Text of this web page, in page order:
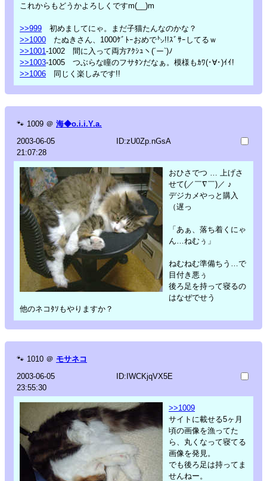
これからもどうかよろしくですm(__)m
>>999 初めましてにゃ。まだ子猫たんなのかな？
>>1000 たぬきさん、1000ｹﾞﾄｰおめで㌧!!ｽﾞｻｰしてるｗ
>>1001-1002 間に入って両方ｱｸｼｭヽ(´ー`)ﾉ
>>1003-1005 つぶらな瞳のフサﾀﾝだなぁ。模様もｶﾜ(･∀･)ｲｲ!
>>1006 同じく楽しみです!!
🐾 1009 ＠ 海◆o.i.i.Y.a.
2003-06-05
21:07:28
ID:zU0Zp.nGsA
おひさでつ … 上げさ
せて(／￣∇￣)／ ♪
デジカメやっと購入
（遅っ
「あぁ、落ち着くにゃ
ん…ねむぅ」
ねむねむ準備ちう…で
目付き悪ぅ
後ろ足を持って寝るの
はなぜでせう
他のネコﾀｿもやりますか？
🐾 1010 ＠ モサネコ
2003-06-05
23:55:30
ID:IWCKjqVX5E
>>1009
サイトに載せる5ヶ月
頃の画像を漁ってた
ら、丸くなって寝てる
画像を発見。
でも後ろ足は持ってま
せんねー。